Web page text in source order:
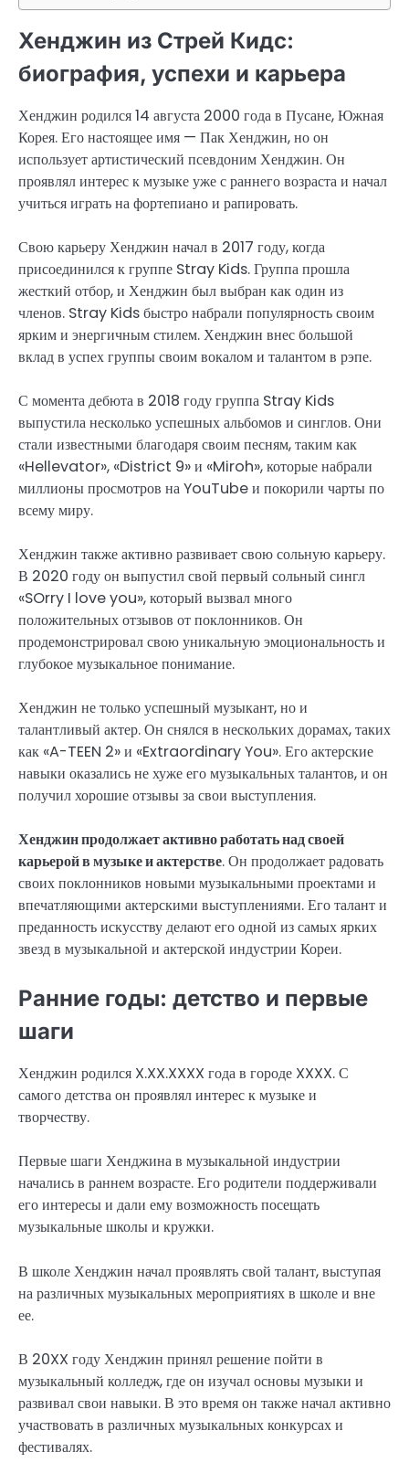
Хенджин из Стрей Кидс:
биография, успехи и карьера
Хенджин родился 14 августа 2000 года в Пусане, Южная
Корея. Его настоящее имя — Пак Хенджин, но он
использует артистический псевдоним Хенджин. Он
проявлял интерес к музыке уже с раннего возраста и начал
учиться играть на фортепиано и рапировать.
Свою карьеру Хенджин начал в 2017 году, когда
присоединился к группе Stray Kids. Группа прошла
жесткий отбор, и Хенджин был выбран как один из
членов. Stray Kids быстро набрали популярность своим
ярким и энергичным стилем. Хенджин внес большой
вклад в успех группы своим вокалом и талантом в рэпе.
С момента дебюта в 2018 году группа Stray Kids
выпустила несколько успешных альбомов и синглов. Они
стали известными благодаря своим песням, таким как
«Hellevator», «District 9» и «Miroh», которые набрали
миллионы просмотров на YouTube и покорили чарты по
всему миру.
Хенджин также активно развивает свою сольную карьеру.
В 2020 году он выпустил свой первый сольный сингл
«SOrry I love you», который вызвал много
положительных отзывов от поклонников. Он
продемонстрировал свою уникальную эмоциональность и
глубокое музыкальное понимание.
Хенджин не только успешный музыкант, но и
талантливый актер. Он снялся в нескольких дорамах, таких
как «A-TEEN 2» и «Extraordinary You». Его актерские
навыки оказались не хуже его музыкальных талантов, и он
получил хорошие отзывы за свои выступления.
Хенджин продолжает активно работать над своей
карьерой в музыке и актерстве. Он продолжает радовать
своих поклонников новыми музыкальными проектами и
впечатляющими актерскими выступлениями. Его талант и
преданность искусству делают его одной из самых ярких
звезд в музыкальной и актерской индустрии Кореи.
Ранние годы: детство и первые
шаги
Хенджин родился X.XX.XXXX года в городе XXXX. С
самого детства он проявлял интерес к музыке и
творчеству.
Первые шаги Хенджина в музыкальной индустрии
начались в раннем возрасте. Его родители поддерживали
его интересы и дали ему возможность посещать
музыкальные школы и кружки.
В школе Хенджин начал проявлять свой талант, выступая
на различных музыкальных мероприятиях в школе и вне
ее.
В 20XX году Хенджин принял решение пойти в
музыкальный колледж, где он изучал основы музыки и
развивал свои навыки. В это время он также начал активно
участвовать в различных музыкальных конкурсах и
фестивалях.